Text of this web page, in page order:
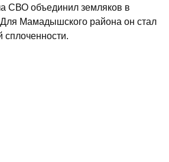
СВО объединил земляков в
Мамадышского района он стал